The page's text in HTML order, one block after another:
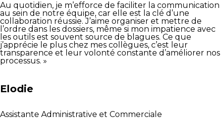
Au quotidien, je m’efforce de faciliter la communication
au sein de notre équipe, car elle est la clé d’une
collaboration réussie. J’aime organiser et mettre de
l’ordre dans les dossiers, même si mon impatience avec
les outils est souvent source de blagues. Ce que
j’apprécie le plus chez mes collègues, c’est leur
transparence et leur volonté constante d’améliorer nos
processus. »
Elodie
Assistante Administrative et Commerciale